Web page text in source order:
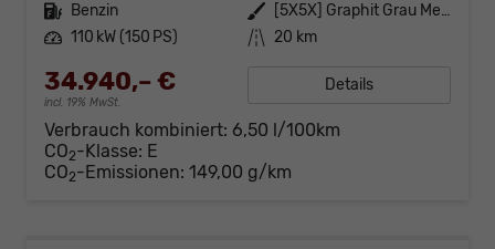
Kraftstoff Benzin Außenfarbe
[5X5X] Graphit Grau Metallic
Leistung 110 kW (150 PS) Kilometerstand 20 km
34.940,– €
incl. 19% MwSt.
Details
Verbrauch kombiniert: 6,50 l/100km
CO2-Klasse: E
CO2-Emissionen: 149,00 g/km